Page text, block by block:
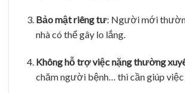
Bảo mật riêng tư: Người mới
nhà có thể gây lo lắng.
Không hỗ trợ việc nặng thường
chăm người bệnh… thì cần giúp việc